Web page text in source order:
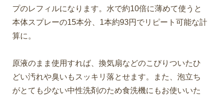
プのレフィルになります。水で約10倍に薄めて使うと
本体スプレーの15本分、1本約93円でリピート可能な計
算に。
原液のまま使用すれば、換気扇などのこびりついたひ
どい汚れや臭いもスッキリ落とせます。また、泡立ち
がとても少ない中性洗剤のため食洗機にもお使いいた